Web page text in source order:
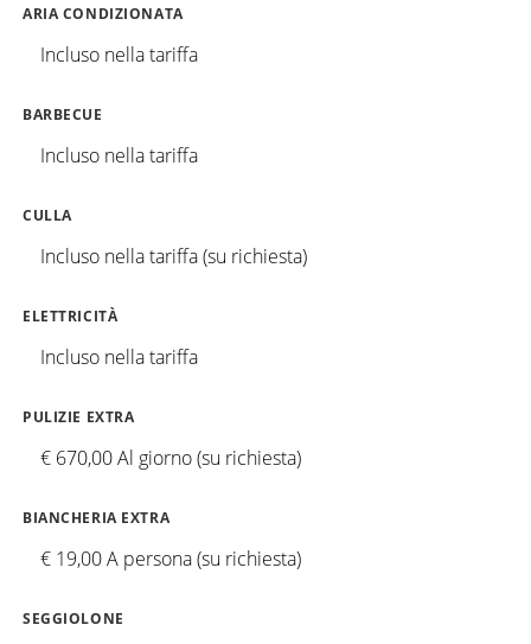
ARIA CONDIZIONATA
Incluso nella tariffa
BARBECUE
Incluso nella tariffa
CULLA
Incluso nella tariffa (su richiesta)
ELETTRICITÀ
Incluso nella tariffa
PULIZIE EXTRA
€ 670,00 Al giorno (su richiesta)
BIANCHERIA EXTRA
€ 19,00 A persona (su richiesta)
SEGGIOLONE